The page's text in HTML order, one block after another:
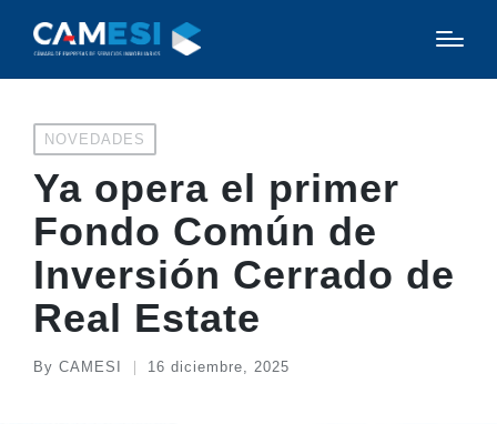
NOVEDADES
Ya opera el primer
Fondo Común de
Inversión Cerrado de
Real Estate
By CAMESI 16 diciembre, 2025